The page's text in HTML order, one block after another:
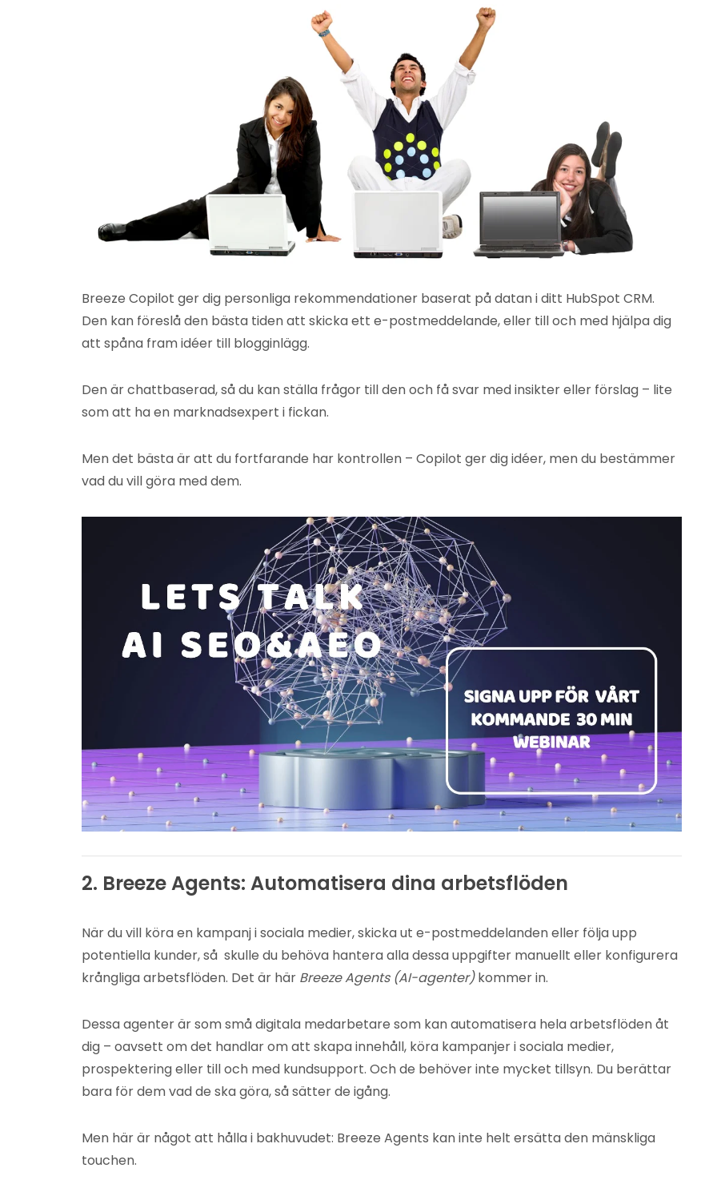
Breeze Copilot ger dig personliga rekommendationer baserat på datan i ditt HubSpot CRM.
Den kan föreslå den bästa tiden att skicka ett e-postmeddelande, eller till och med hjälpa dig
att spåna fram idéer till blogginlägg.
Den är chattbaserad, så du kan ställa frågor till den och få svar med insikter eller förslag – lite
som att ha en marknadsexpert i fickan.
Men det bästa är att du fortfarande har kontrollen – Copilot ger dig idéer, men du bestämmer
vad du vill göra med dem.
2. Breeze Agents: Automatisera dina arbetsflöden
När du vill köra en kampanj i sociala medier, skicka ut e-postmeddelanden eller följa upp
potentiella kunder, så skulle du behöva hantera alla dessa uppgifter manuellt eller konfigurera
krångliga arbetsflöden. Det är här Breeze Agents (AI-agenter)kommer in.
Dessa agenter är som små digitala medarbetare som kan automatisera hela arbetsflöden åt
dig – oavsett om det handlar om att skapa innehåll, köra kampanjer i sociala medier,
prospektering eller till och med kundsupport. Och de behöver inte mycket tillsyn. Du berättar
bara för dem vad de ska göra, så sätter de igång.
Men här är något att hålla i bakhuvudet: Breeze Agents kan inte helt ersätta den mänskliga
touchen.